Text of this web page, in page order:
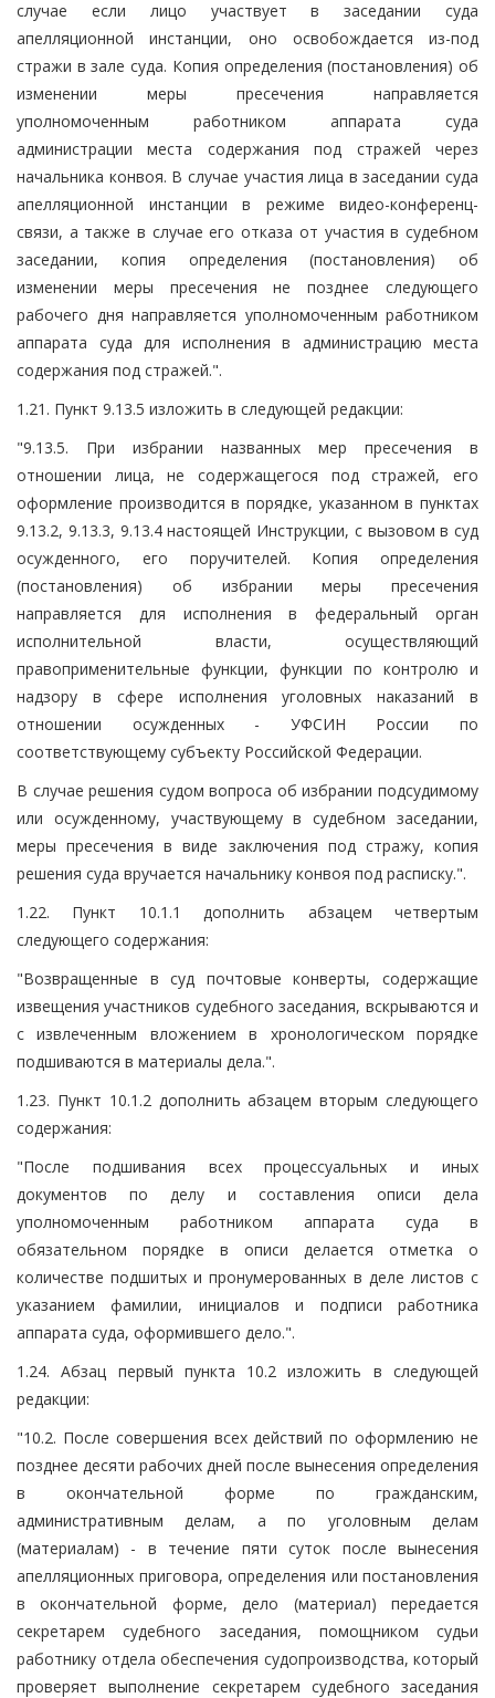
случае если лицо участвует в заседании суда
апелляционной инстанции, оно освобождается из-под
стражи в зале суда. Копия определения (постановления) об
изменении меры пресечения направляется
уполномоченным работником аппарата суда
администрации места содержания под стражей через
начальника конвоя. В случае участия лица в заседании суда
апелляционной инстанции в режиме видео-конференц-
связи, а также в случае его отказа от участия в судебном
заседании, копия определения (постановления) об
изменении меры пресечения не позднее следующего
рабочего дня направляется уполномоченным работником
аппарата суда для исполнения в администрацию места
содержания под стражей.".
1.21. Пункт 9.13.5 изложить в следующей редакции:
"9.13.5. При избрании названных мер пресечения в
отношении лица, не содержащегося под стражей, его
оформление производится в порядке, указанном в пунктах
9.13.2, 9.13.3, 9.13.4 настоящей Инструкции, с вызовом в суд
осужденного, его поручителей. Копия определения
(постановления) об избрании меры пресечения
направляется для исполнения в федеральный орган
исполнительной власти, осуществляющий
правоприменительные функции, функции по контролю и
надзору в сфере исполнения уголовных наказаний в
отношении осужденных - УФСИН России по
соответствующему субъекту Российской Федерации.
В случае решения судом вопроса об избрании подсудимому
или осужденному, участвующему в судебном заседании,
меры пресечения в виде заключения под стражу, копия
решения суда вручается начальнику конвоя под расписку.".
1.22. Пункт 10.1.1 дополнить абзацем четвертым
следующего содержания:
"Возвращенные в суд почтовые конверты, содержащие
извещения участников судебного заседания, вскрываются и
с извлеченным вложением в хронологическом порядке
подшиваются в материалы дела.".
1.23. Пункт 10.1.2 дополнить абзацем вторым следующего
содержания:
"После подшивания всех процессуальных и иных
документов по делу и составления описи дела
уполномоченным работником аппарата суда в
обязательном порядке в описи делается отметка о
количестве подшитых и пронумерованных в деле листов с
указанием фамилии, инициалов и подписи работника
аппарата суда, оформившего дело.".
1.24. Абзац первый пункта 10.2 изложить в следующей
редакции:
"10.2. После совершения всех действий по оформлению не
позднее десяти рабочих дней после вынесения определения
в окончательной форме по гражданским,
административным делам, а по уголовным делам
(материалам) - в течение пяти суток после вынесения
апелляционных приговора, определения или постановления
в окончательной форме, дело (материал) передается
секретарем судебного заседания, помощником судьи
работнику отдела обеспечения судопроизводства, который
проверяет выполнение секретарем судебного заседания